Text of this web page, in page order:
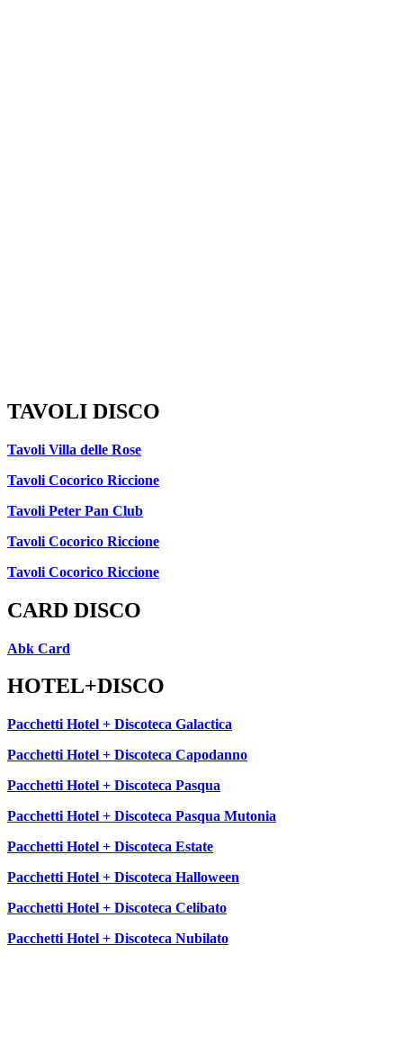
TAVOLI DISCO
Tavoli Villa delle Rose
Tavoli Cocorico Riccione
Tavoli Peter Pan Club
Tavoli Cocorico Riccione
Tavoli Cocorico Riccione
CARD DISCO
Abk Card
HOTEL+DISCO
Pacchetti Hotel + Discoteca Galactica
Pacchetti Hotel + Discoteca Capodanno
Pacchetti Hotel + Discoteca Pasqua
Pacchetti Hotel + Discoteca Pasqua Mutonia
Pacchetti Hotel + Discoteca Estate
Pacchetti Hotel + Discoteca Halloween
Pacchetti Hotel + Discoteca Celibato
Pacchetti Hotel + Discoteca Nubilato